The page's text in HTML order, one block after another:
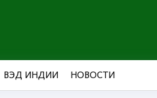
ВЭД ИНДИИ НОВОСТИ